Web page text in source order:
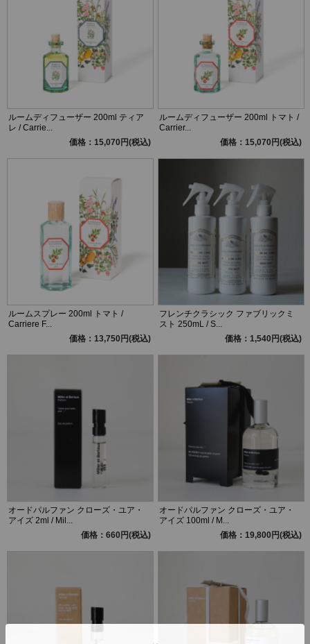
ルームディフューザー 200ml ティア
レ / Carrie...
価格：15,070円(税込)
ルームディフューザー 200ml トマト /
Carrier...
価格：15,070円(税込)
ルームスプレー 200ml トマト /
Carriere F...
価格：13,750円(税込)
フレンチクラシック ファブリックミ
スト 250mL / S...
価格：1,540円(税込)
オードパルファン クローズ・ユア・
アイズ 2ml / Mil...
価格：660円(税込)
オードパルファン クローズ・ユア・
アイズ 100ml / M...
価格：19,800円(税込)